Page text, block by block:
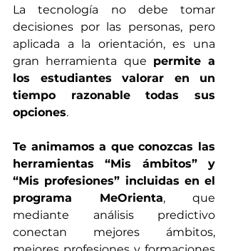
La tecnología no debe tomar
decisiones por las personas, pero
aplicada a la orientación, es una
gran herramienta que permite a
los estudiantes valorar en un
tiempo razonable todas sus
opciones.
Te animamos a que conozcas las
herramientas “Mis ámbitos” y
“Mis profesiones” incluidas en el
programa MeOrienta, que
mediante análisis predictivo
conectan mejores ámbitos,